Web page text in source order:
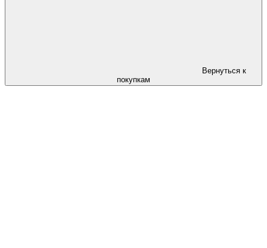
Вернуться к
покупкам